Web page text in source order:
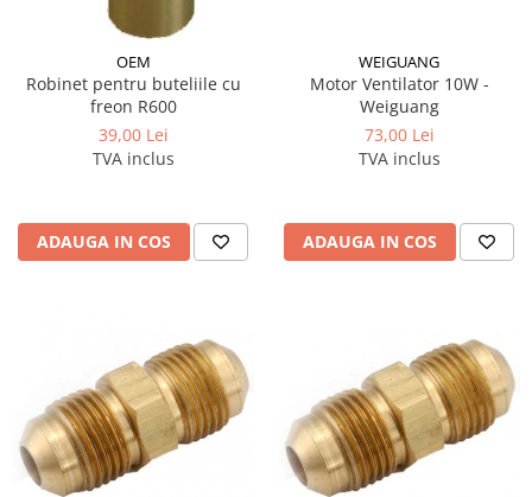
OEM
Robinet pentru buteliile cu
freon R600
39,00 Lei
TVA inclus
ADAUGA IN COS
WEIGUANG
Motor Ventilator 10W -
Weiguang
73,00 Lei
TVA inclus
ADAUGA IN COS